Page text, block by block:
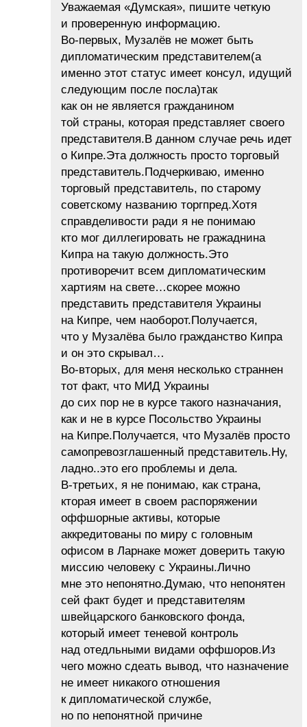
Уважаемая «Думская», пишите четкую
и проверенную информацию.
Во-первых, Музалёв не может быть
дипломатическим представителем(а
именно этот статус имеет консул, идущий
следующим после посла)так
как он не является гражданином
той страны, которая представляет своего
представителя.В данном случае речь идет
о Кипре.Эта должность просто торговый
представитель.Подчеркиваю, именно
торговый представитель, по старому
советскому названию торгпред.Хотя
справделивости ради я не понимаю
кто мог диллегировать не гражаднина
Кипра на такую должность.Это
противоречит всем дипломатическим
хартиям на свете…скорее можно
представить представителя Украины
на Кипре, чем наоборот.Получается,
что у Музалёва было гражданство Кипра
и он это скрывал…
Во-вторых, для меня несколько страннен
тот факт, что МИД Украины
до сих пор не в курсе такого назначания,
как и не в курсе Посольство Украины
на Кипре.Получается, что Музалёв просто
самопревозглашенный представитель.Ну,
ладно..это его проблемы и дела.
В-третьих, я не понимаю, как страна,
кторая имеет в своем распоряжении
оффшорные активы, которые
аккредитованы по миру с головным
офисом в Ларнаке может доверить такую
миссию человеку с Украины.Лично
мне это непонятно.Думаю, что непонятен
сей факт будет и представителям
швейцарского банковского фонда,
который имеет теневой контроль
над отедльными видами оффшоров.Из
чего можно сдеать вывод, что назначение
не имеет никакого отношения
к дипломатической службе,
но по непонятной причине